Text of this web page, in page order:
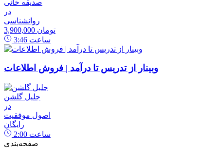
صدیقه خانی
در
روانشناسی
3,900,000 تومان
3:46 ساعت
وبینار از تدریس تا درآمد | فروش اطلاعات
جلیل گلشن
در
اصول موفقیت
رایگان
2:00 ساعت
صفحه‌بندی